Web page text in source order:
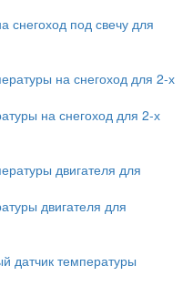
снегоход под свечу для
на снегоход для 2-х
двигателя для